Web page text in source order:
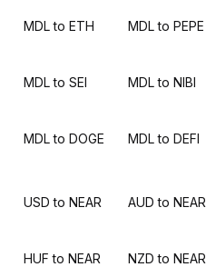
MDL to ETH MDL to PEPE
MDL to SEI MDL to NIBI
MDL to DOGE MDL to DEFI
USD to NEAR AUD to NEAR
HUF to NEAR NZD to NEAR